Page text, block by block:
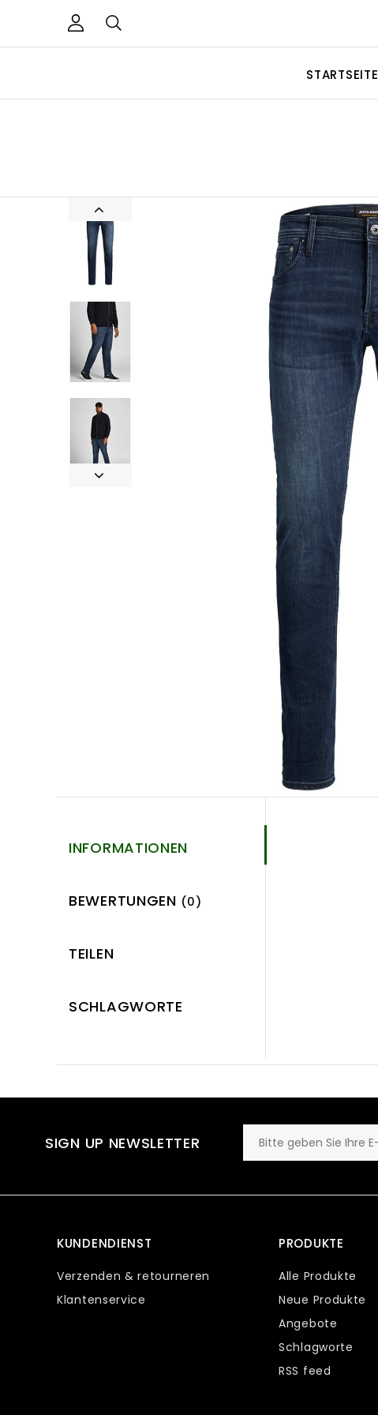
STARTSEITE
INFORMATIONEN
BEWERTUNGEN (0)
TEILEN
SCHLAGWORTE
SIGN UP NEWSLETTER
KUNDENDIENST
Verzenden & retourneren
Klantenservice
PRODUKTE
Alle Produkte
Neue Produkte
Angebote
Schlagworte
RSS feed